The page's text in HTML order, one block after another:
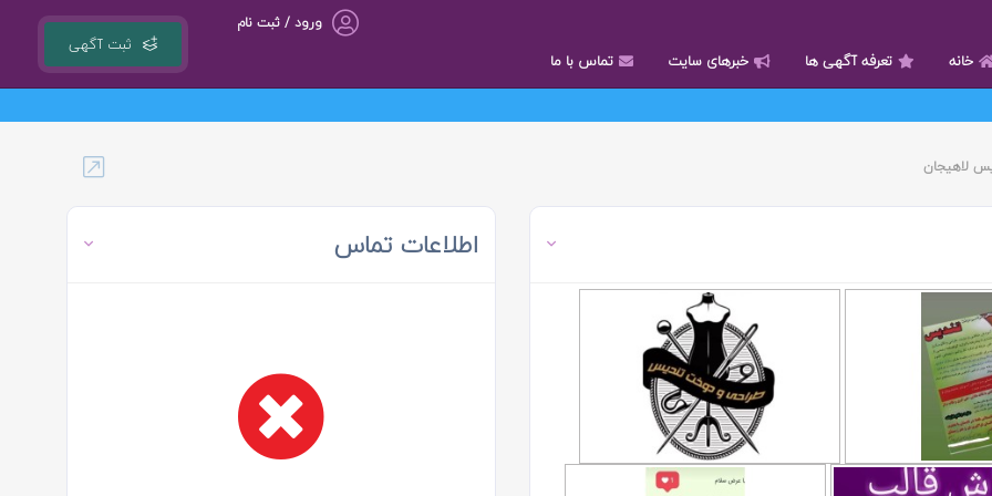
ثبت آگهی
ورود / ثبت نام
خانه تعرفه آگهی ها خبرهای سایت
تماس با ما
لاهیجان
اطلاعات تماس